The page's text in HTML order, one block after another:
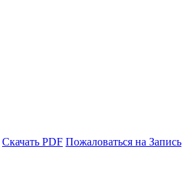
Скачать PDF Пожаловаться на Запись